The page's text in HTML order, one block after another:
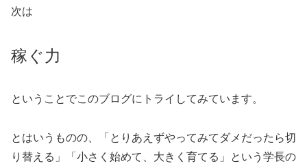
次は
稼ぐ力
ということでこのブログにトライしてみています。
とはいうものの、「とりあえずやってみてダメだったら切
り替える」「小さく始めて、大きく育てる」という学長の